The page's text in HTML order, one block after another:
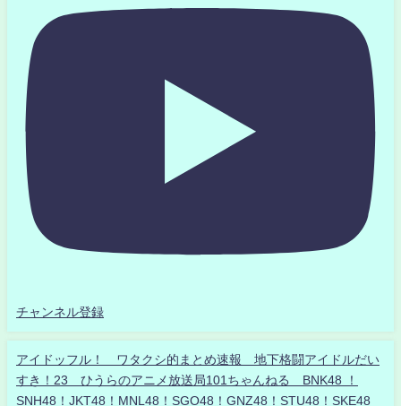
チャンネル登録
アイドッフル！ ワタクシ的まとめ速報 地下格闘アイドルだい
すき！23 ひうらのアニメ放送局101ちゃんねる BNK48 ！
SNH48！JKT48！MNL48！SGO48！GNZ48！STU48！SKE48